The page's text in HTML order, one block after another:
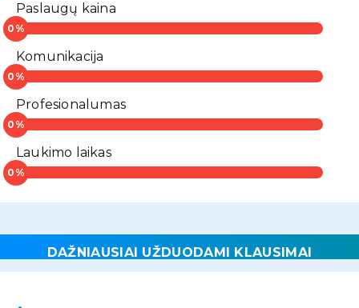
Paslaugų kaina
Komunikacija
Profesionalumas
Laukimo laikas
DAŽNIAUSIAI UŽDUODAMI KLAUSIMAI